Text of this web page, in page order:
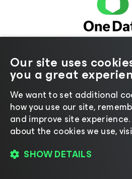
Our site uses
you a great
We want to set additional
how you use our site,
and improve site
about the cookies we use,
SHOW DETAILS